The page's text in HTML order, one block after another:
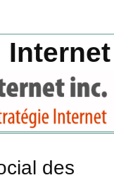
Internet
des